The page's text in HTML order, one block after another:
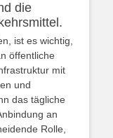
die
ist es wichtig,
öffentliche
mit
und
das tägliche
an
Rolle,